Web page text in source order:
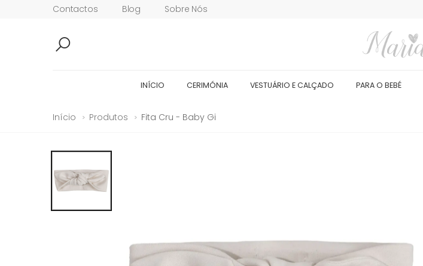
Contactos Blog Sobre Nós
INÍCIO CERIMÓNIA VESTUÁRIO E CALÇADO PARA O BEBÉ
Início Produtos Fita Cru - Baby Gi